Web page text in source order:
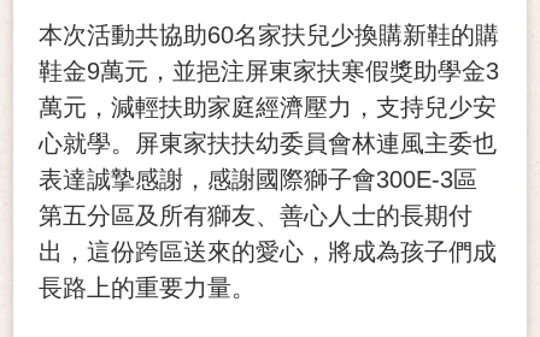
本次活動共協助60名家扶兒少換購新鞋的購
鞋金9萬元，並挹注屏東家扶寒假獎助學金3
萬元，減輕扶助家庭經濟壓力，支持兒少安
心就學。屏東家扶扶幼委員會林連風主委也
表達誠摯感謝，感謝國際獅子會300E-3區
第五分區及所有獅友、善心人士的長期付
出，這份跨區送來的愛心，將成為孩子們成
長路上的重要力量。